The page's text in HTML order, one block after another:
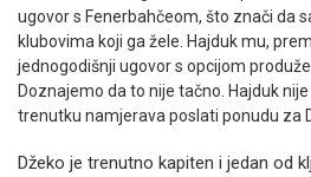
ugovor s Fenerbahčeom, što znači da
klubovima koji ga žele. Hajduk mu,
jednogodišnji ugovor s opcijom
Doznajemo da to nije tačno. Hajduk
trenutku namjerava poslati ponudu za
Džeko je trenutno kapiten i jedan od